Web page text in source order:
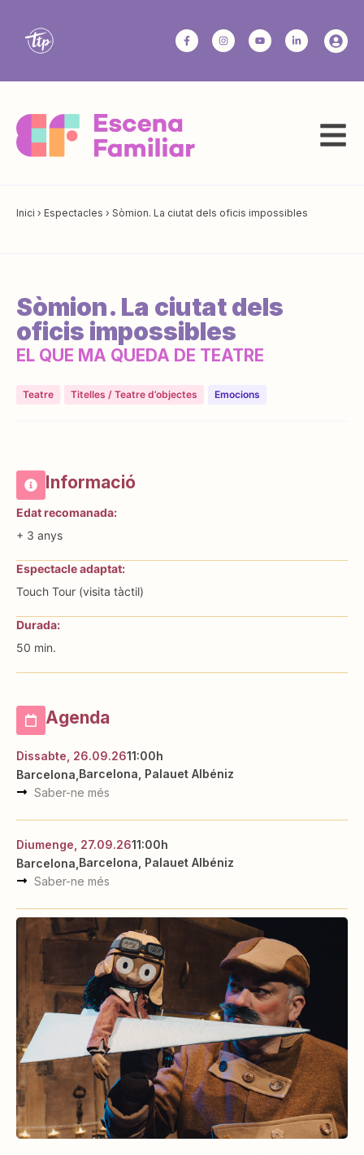
Inici › Espectacles › Sòmion. La ciutat dels oficis impossibles
Sòmion. La ciutat dels
oficis impossibles
EL QUE MA QUEDA DE TEATRE
Teatre Titelles / Teatre d’objectes Emocions
Informació
Edat recomanada:
+ 3 anys
Espectacle adaptat:
Touch Tour (visita tàctil)
Durada:
50 min.
Agenda
Dissabte, 26.09.2611:00h
Barcelona Barcelona, Palauet Albéniz
Saber-ne més
Diumenge, 27.09.2611:00h
Barcelona Barcelona, Palauet Albéniz
Saber-ne més